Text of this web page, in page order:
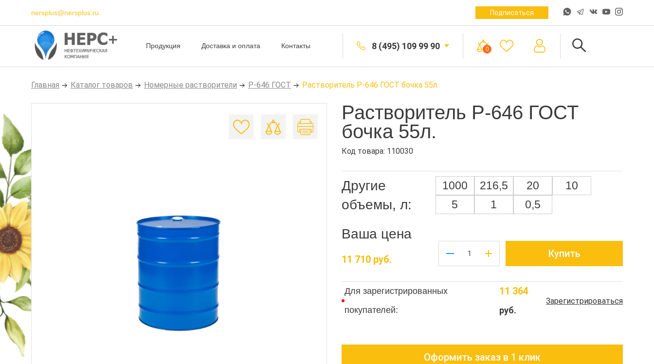
nersplus@nersplus.ru Подписаться
Продукция Доставка и оплата Контакты 8 (495) 109 99 90 0
Главная Каталог товаров Номерные растворители Р-646 ГОСТ Растворитель Р-646 ГОСТ бочка 55л.
Растворитель Р-646 ГОСТ
бочка 55л.
Код товара: 110030
Другие
объемы, л:
1000 216,5 20
10
5
1 0,5
Ваша цена
11 710 руб. Купить
Для зарегистрированных
покупателей:
11 364
руб.
Зарегистрироваться
Оформить заказ в 1 клик